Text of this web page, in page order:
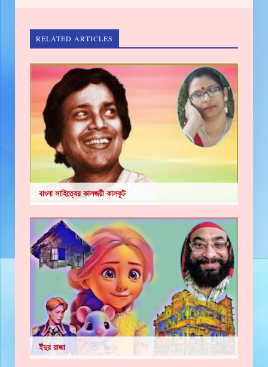
RELATED ARTICLES
বাংলা সাহিত্যের কালজয়ী কালকূট
ইঁদুর রাজা